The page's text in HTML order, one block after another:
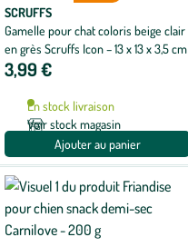
SCRUFFS
Gamelle pour chat coloris beige clair
en grès Scruffs Icon – 13 x 13 x 3,5 cm
3,99 €
En stock livraison
Voir stock magasin
Ajouter au panier